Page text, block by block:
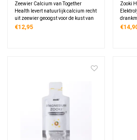
Zeewier Calcium van Together
Health levert natuurlijk calcium recht
uit zeewier geoogst voor de kust van
IJsland. Dit specifieke supplement
€12,95
Zooki